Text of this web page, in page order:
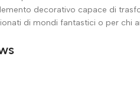
decorativo capace di
di mondi fantastici o per chi